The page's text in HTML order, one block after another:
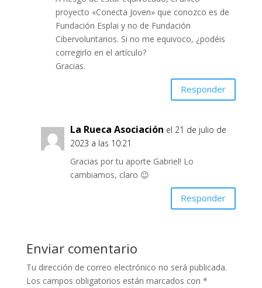
proyecto «Conecta Joven» que conozco es de
Fundación Esplai y no de Fundación
Cibervoluntarios. Si no me equivoco, ¿podéis
corregirlo en el artículo?
Gracias.
Responder
La Rueca Asociación el 21 de julio de
2023 a las 10:21
Gracias por tu aporte Gabriel! Lo
cambiamos, claro 😉
Responder
Enviar comentario
Tu dirección de correo electrónico no será publicada.
Los campos obligatorios están marcados con *